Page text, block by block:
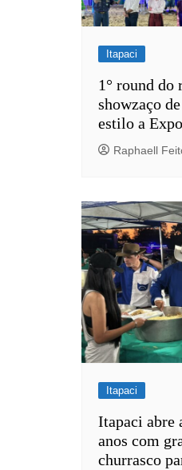
Itapaci
1° round do
showzaço
estilo a
Raphaell
Itapaci
Itapaci abre
anos com
churrasco